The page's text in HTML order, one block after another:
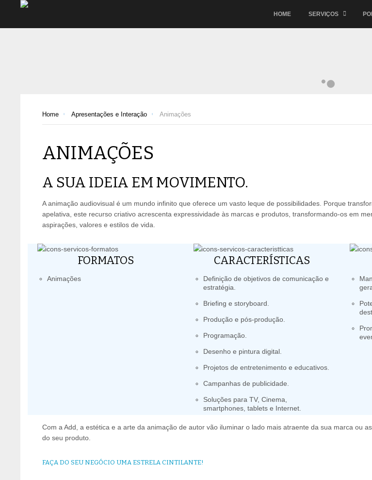
HOME SERVIÇOS
Home Apresentações e Interação Animações
ANIMAÇÕES
A SUA IDEIA EM MOVIMENTO.
A animação audiovisual é um mundo infinito que oferece um vasto leque de possibilidades. Porque
apelativa, este recurso criativo acrescenta expressividade às marcas e produtos, transformando-os em
aspirações, valores e estilos de vida.
FORMATOS
Animações
CARACTERÍSTICAS
Definição de objetivos de comunicação e
estratégia.
Briefing e storyboard.
Produção e pós-produção.
Programação.
Desenho e pintura digital.
Projetos de entretenimento e educativos.
Campanhas de publicidade.
Soluções para TV, Cinema,
smartphones, tablets e Internet.
Com a Add, a estética e a arte da animação de autor vão iluminar o lado mais atraente da sua marca ou
do seu produto.
FAÇA DO SEU NEGÓCIO UMA ESTRELA CINTILANTE!